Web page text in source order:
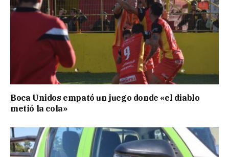
Boca Unidos empató un juego donde «el diablo
metió la cola»